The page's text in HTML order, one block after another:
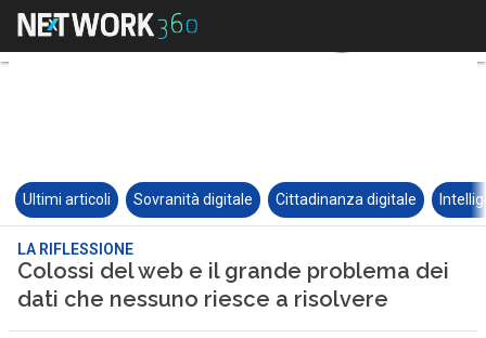
Ultimi articoli Sovranità digitale Cittadinanza digitale
LA RIFLESSIONE
Colossi del web e il grande problema dei
dati che nessuno riesce a risolvere